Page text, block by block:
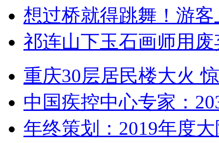
想过桥就得跳舞！游客
祁连山下玉石画师用
重庆30层居民楼大火
中国疾控中心专家：
年终策划：2019年度